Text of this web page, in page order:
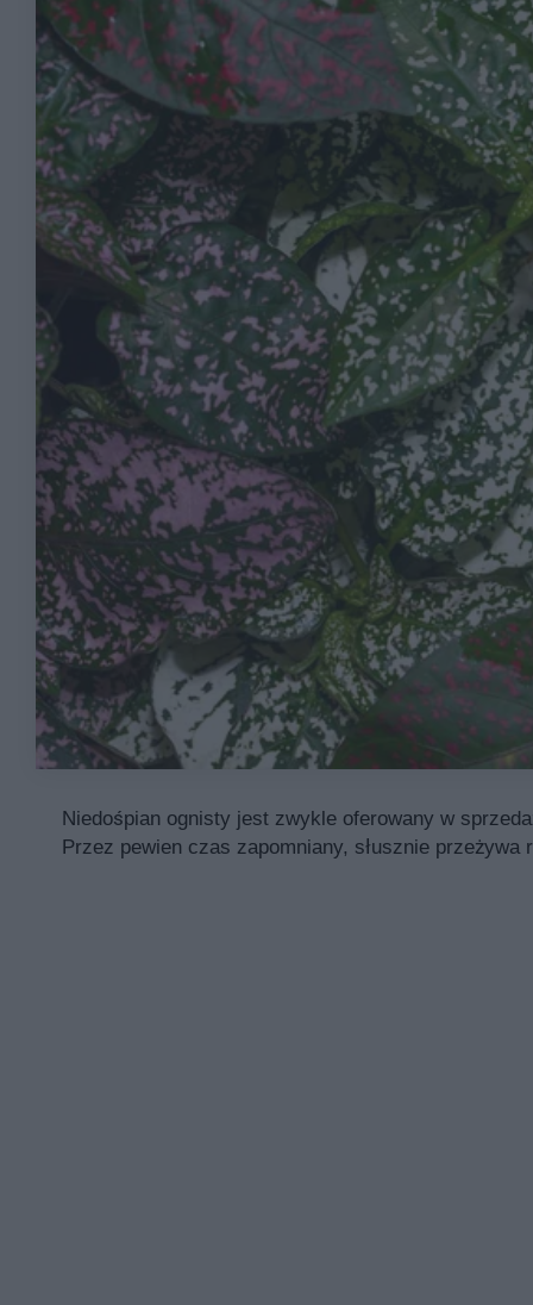
Niedośpian ognisty jest zwykle oferowany w
Przez pewien czas zapomniany, słusznie